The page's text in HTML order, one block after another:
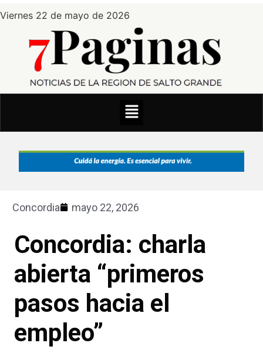
Viernes 22 de mayo de 2026
Concordia mayo 22, 2026
Concordia: charla
abierta “primeros
pasos hacia el
empleo”